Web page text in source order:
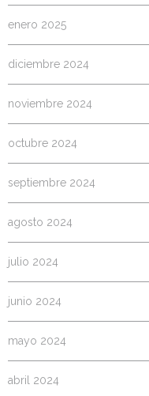
enero 2025
diciembre 2024
noviembre 2024
octubre 2024
septiembre 2024
agosto 2024
julio 2024
junio 2024
mayo 2024
abril 2024